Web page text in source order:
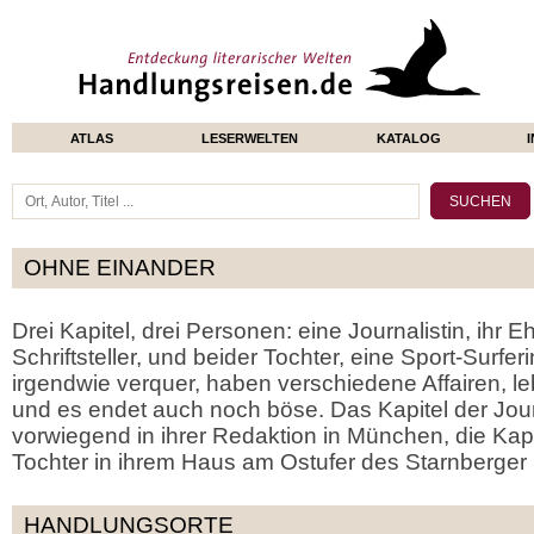
ATLAS LESERWELTEN KATALOG
OHNE EINANDER
Drei Kapitel, drei Personen: eine Journalistin, ihr
Schriftsteller, und beider Tochter, eine Sport-
irgendwie verquer, haben verschiedene Affairen,
und es endet auch noch böse. Das Kapitel der
vorwiegend in ihrer Redaktion in München, die
Tochter in ihrem Haus am Ostufer des
HANDLUNGSORTE